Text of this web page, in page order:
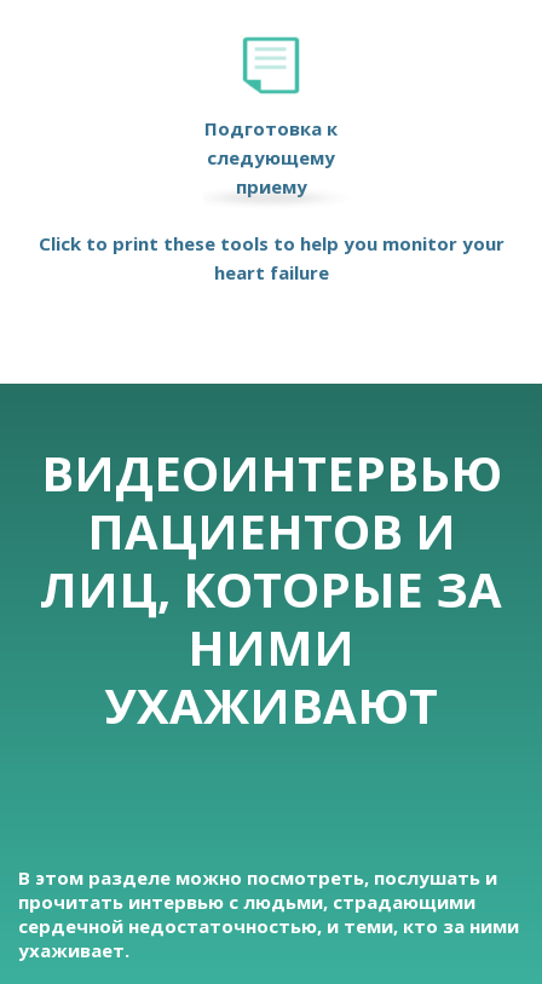
Подготовка к
следующему
приему
Click to print these tools to help you monitor your
heart failure
ВИДЕОИНТЕРВЬЮ
ПАЦИЕНТОВ И
ЛИЦ, КОТОРЫЕ ЗА
НИМИ
УХАЖИВАЮТ
В этом разделе можно посмотреть, послушать и
прочитать интервью с людьми, страдающими
сердечной недостаточностью, и теми, кто за ними
ухаживает.